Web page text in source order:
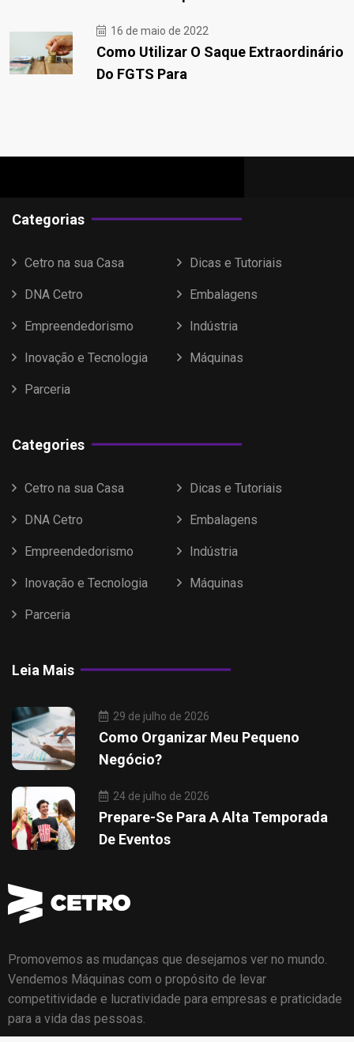
16 de maio de 2022
Como Utilizar O Saque Extraordinário
Do FGTS Para
Categorias
Cetro na sua Casa Dicas e Tutoriais
DNA Cetro Embalagens
Empreendedorismo Indústria
Inovação e Tecnologia Máquinas
Parceria
Categories
Cetro na sua Casa Dicas e Tutoriais
DNA Cetro Embalagens
Empreendedorismo Indústria
Inovação e Tecnologia Máquinas
Parceria
Leia Mais
29 de julho de 2026
Como Organizar Meu Pequeno
Negócio?
24 de julho de 2026
Prepare-Se Para A Alta Temporada
De Eventos
Promovemos as mudanças que desejamos ver no mundo.
Vendemos Máquinas com o propósito de levar
competitividade e lucratividade para empresas e praticidade
para a vida das pessoas.